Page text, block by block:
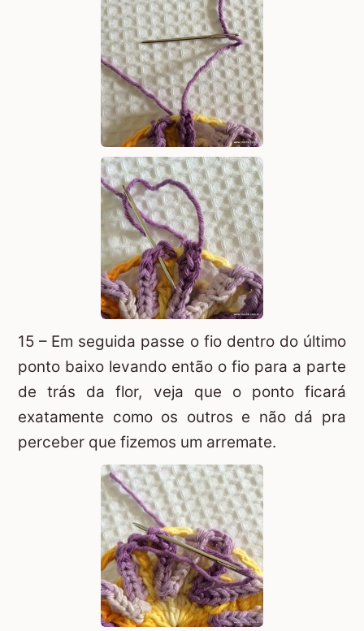
15 – Em seguida passe o fio dentro do último
ponto baixo levando então o fio para a parte
de trás da flor, veja que o ponto ficará
exatamente como os outros e não dá pra
perceber que fizemos um arremate.